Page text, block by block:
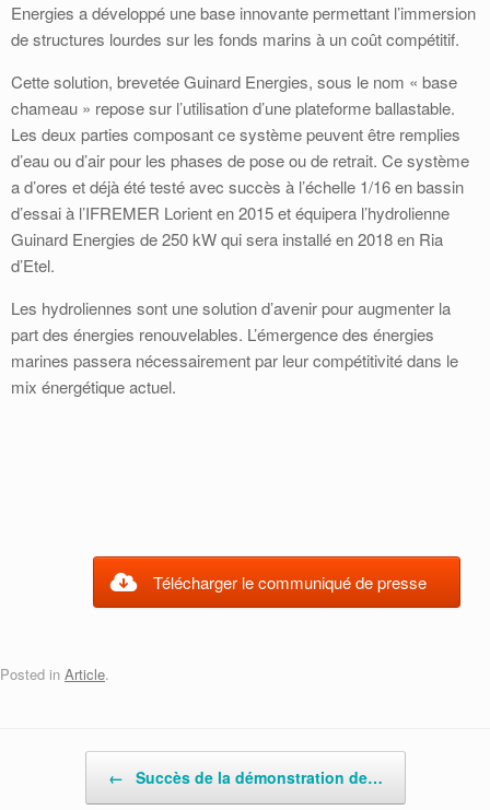
Energies a développé une base innovante permettant l’immersion
de structures lourdes sur les fonds marins à un coût compétitif.
Cette solution, brevetée Guinard Energies, sous le nom « base
chameau » repose sur l’utilisation d’une plateforme ballastable.
Les deux parties composant ce système peuvent être remplies
d’eau ou d’air pour les phases de pose ou de retrait. Ce système
a d’ores et déjà été testé avec succès à l’échelle 1/16 en bassin
d’essai à l’IFREMER Lorient en 2015 et équipera l’hydrolienne
Guinard Energies de 250 kW qui sera installé en 2018 en Ria
d’Etel.
Les hydroliennes sont une solution d’avenir pour augmenter la
part des énergies renouvelables. L’émergence des énergies
marines passera nécessairement par leur compétitivité dans le
mix énergétique actuel.
Télécharger le communiqué de presse
Posted in Article.
← Succès de la démonstration de…